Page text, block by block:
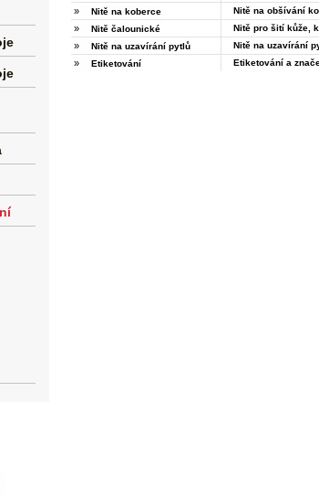
»
Nitě na koberce Nitě na obšívání
»
Nitě čalounické Nitě pro šití kůže,
»
Nitě na uzavírání pytlů Nitě na uzavírání
»
Etiketování Etiketování a